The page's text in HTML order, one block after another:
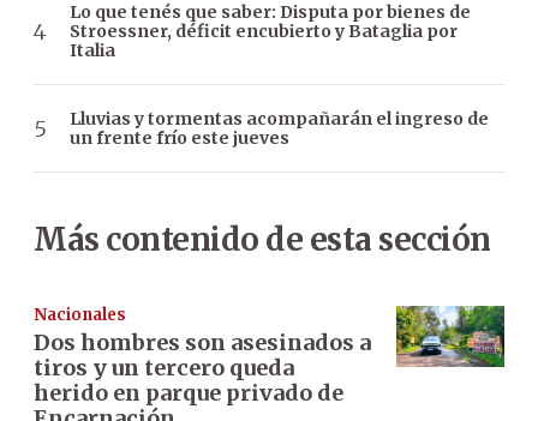
Lo que tenés que saber: Disputa por bienes de
Stroessner, déficit encubierto y Bataglia por
Italia
Lluvias y tormentas acompañarán el ingreso de
un frente frío este jueves
Más contenido de esta sección
Nacionales
Dos hombres son asesinados a
tiros y un tercero queda
herido en parque privado de